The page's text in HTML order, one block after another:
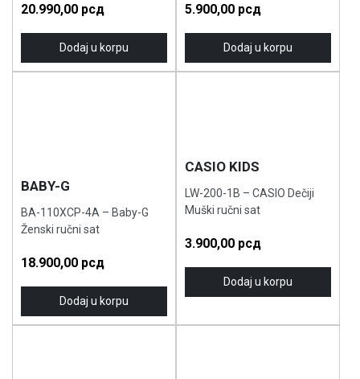
20.990,00 рсд
Dodaj u korpu
5.900,00 рсд
Dodaj u korpu
BABY-G
BA-110XCP-4A – Baby-G
Ženski ručni sat
18.900,00 рсд
Dodaj u korpu
CASIO KIDS
LW-200-1B – CASIO Dečiji
Muški ručni sat
3.900,00 рсд
Dodaj u korpu